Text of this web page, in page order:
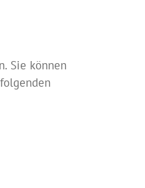
Sie können